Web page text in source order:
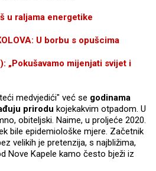
u raljama energetike
U borbu s opušcima
„Pokušavamo mijenjati svijet i
medvjedići" već se godinama
prirodu kojekakvim otpadom. U
obiteljski. Naime, u proljeće 2020.
bile epidemiološke mjere. Začetnik
velikih je pretenzija, s najbližima,
Nove Kapele kamo često bježi iz